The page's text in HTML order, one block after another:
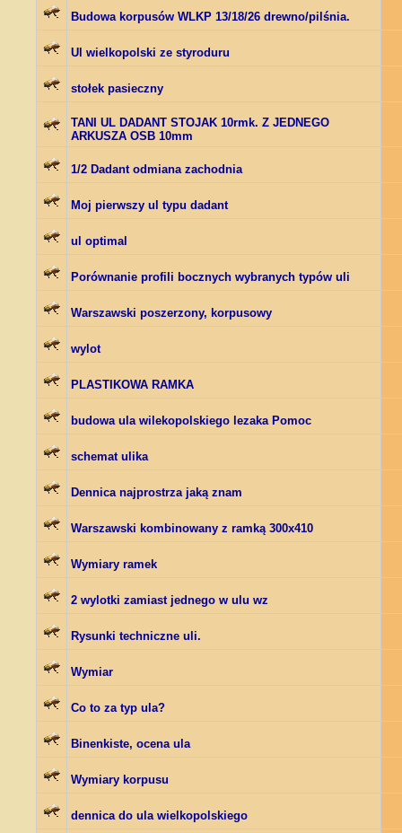
Budowa korpusów WLKP 13/18/26 drewno/pilśnia.
Ul wielkopolski ze styroduru
stołek pasieczny
TANI UL DADANT STOJAK 10rmk. Z JEDNEGO
ARKUSZA OSB 10mm
1/2 Dadant odmiana zachodnia
Moj pierwszy ul typu dadant
ul optimal
Porównanie profili bocznych wybranych typów uli
Warszawski poszerzony, korpusowy
wylot
PLASTIKOWA RAMKA
budowa ula wilekopolskiego lezaka Pomoc
schemat ulika
Dennica najprostrza jaką znam
Warszawski kombinowany z ramką 300x410
Wymiary ramek
2 wylotki zamiast jednego w ulu wz
Rysunki techniczne uli.
Wymiar
Co to za typ ula?
Binenkiste, ocena ula
Wymiary korpusu
dennica do ula wielkopolskiego